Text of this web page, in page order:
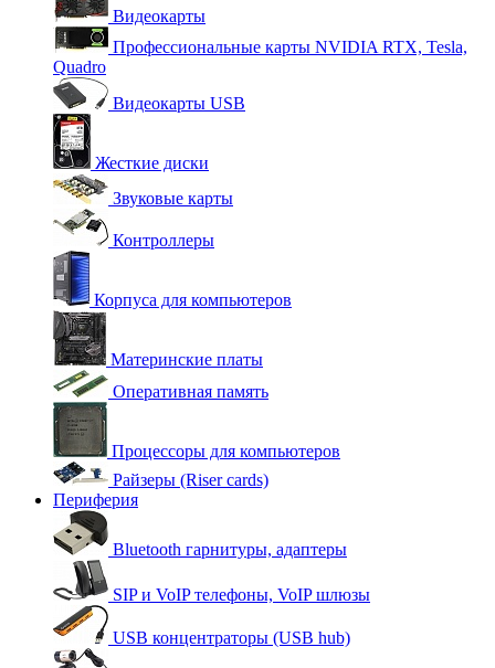
Видеокарты
Профессиональные карты NVIDIA RTX, Tesla,
Quadro
Видеокарты USB
Жесткие диски
Звуковые карты
Контроллеры
Корпуса для компьютеров
Материнские платы
Оперативная память
Процессоры для компьютеров
Райзеры (Riser cards)
Периферия
Bluetooth гарнитуры, адаптеры
SIP и VoIP телефоны, VoIP шлюзы
USB концентраторы (USB hub)